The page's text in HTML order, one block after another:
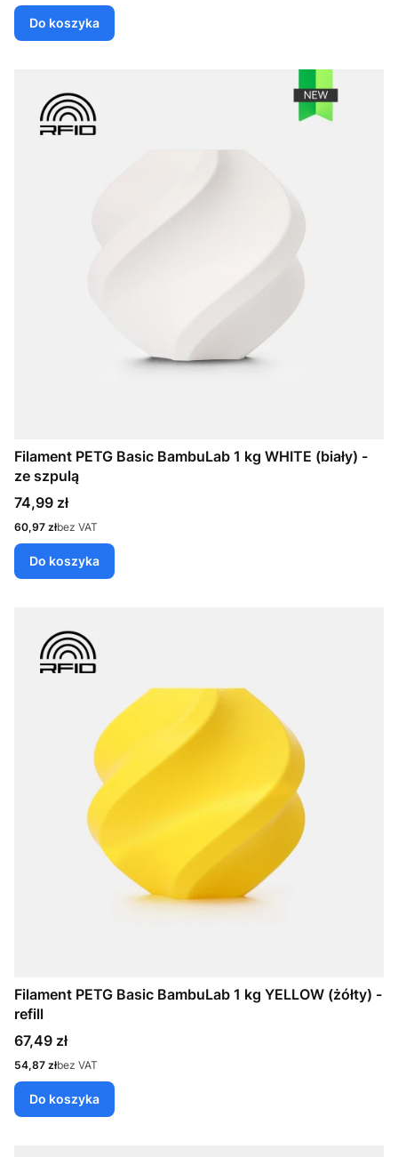
Do koszyka
Filament PETG Basic BambuLab 1 kg WHITE (biały) -
ze szpulą
Cena
74,99 zł
Cena
60,97 złbez VAT
Do koszyka
Filament PETG Basic BambuLab 1 kg YELLOW (żółty) -
refill
Cena
67,49 zł
Cena
54,87 złbez VAT
Do koszyka